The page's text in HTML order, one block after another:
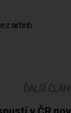
airbnb
ĎALŠÍ